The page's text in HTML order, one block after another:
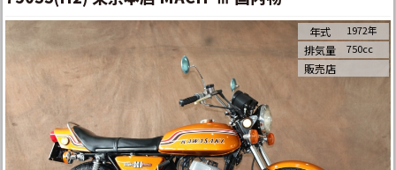
年式 1972年
排気量 750cc
販売店